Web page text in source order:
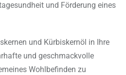
und Förderung eines
und Kürbiskernöl in Ihre
und geschmackvolle
Wohlbefinden zu